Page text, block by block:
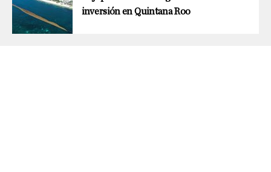
inversión en Quintana Roo